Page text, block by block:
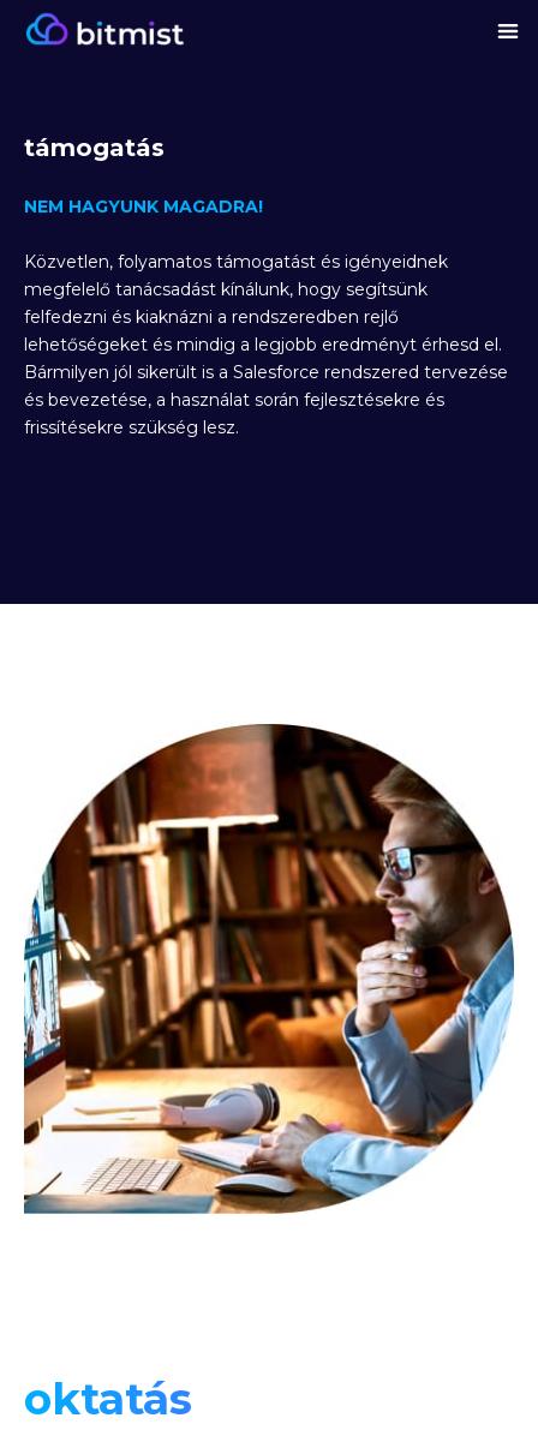
támogatás
NEM HAGYUNK MAGADRA!
Közvetlen, folyamatos támogatást és igényeidnek
megfelelő tanácsadást kínálunk, hogy segítsünk
felfedezni és kiaknázni a rendszeredben rejlő
lehetőségeket és mindig a legjobb eredményt érhesd el.
Bármilyen jól sikerült is a Salesforce rendszered tervezése
és bevezetése, a használat során fejlesztésekre és
frissítésekre szükség lesz.
oktatás